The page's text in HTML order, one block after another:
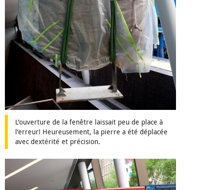
L’ouverture de la fenêtre laissait peu de place à
l’erreur! Heureusement, la pierre a été déplacée
avec dextérité et précision.